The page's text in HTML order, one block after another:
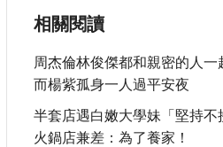
相關閱讀
周杰倫林俊傑都和親密的人一
而楊紫孤身一人過平安夜
半套店遇白嫩大學妹「堅持
火鍋店兼差：為了養家！